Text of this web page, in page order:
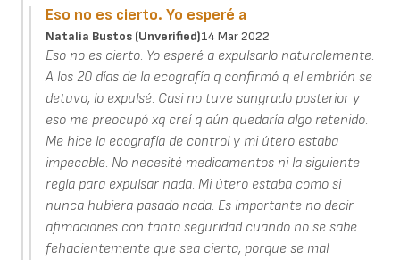
Eso no es cierto. Yo esperé a
Natalia Bustos (unverified)14 Mar 2022
Eso no es cierto. Yo esperé a expulsarlo naturalemente.
A los 20 días de la ecografía q confirmó q el embrión se
detuvo, lo expulsé. Casi no tuve sangrado posterior y
eso me preocupó xq creí q aún quedaría algo retenido.
Me hice la ecografía de control y mi útero estaba
impecable. No necesité medicamentos ni la siguiente
regla para expulsar nada. Mi útero estaba como si
nunca hubiera pasado nada. Es importante no decir
afimaciones con tanta seguridad cuando no se sabe
fehacientemente que sea cierta, porque se mal